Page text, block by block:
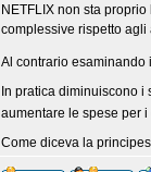
NETFLIX non sta
complessive rispetto
Al contrario esaminando il
In pratica diminuiscono
aumentare le spese per
Come diceva la